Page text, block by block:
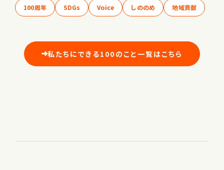
100周年 SDGs Voice しののめ 地域貢献
私たちにできる100のこと一覧はこちら